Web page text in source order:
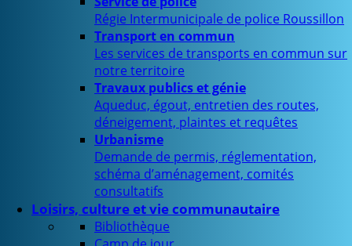
Régie Intermunicipale de police Roussillon
Transport en commun
Les services de transports en commun sur
notre territoire
Travaux publics et génie
Aqueduc, égout, entretien des routes,
déneigement, plaintes et requêtes
Urbanisme
Demande de permis, réglementation,
schéma d’aménagement, comités
consultatifs
Loisirs, culture et vie communautaire
Bibliothèque